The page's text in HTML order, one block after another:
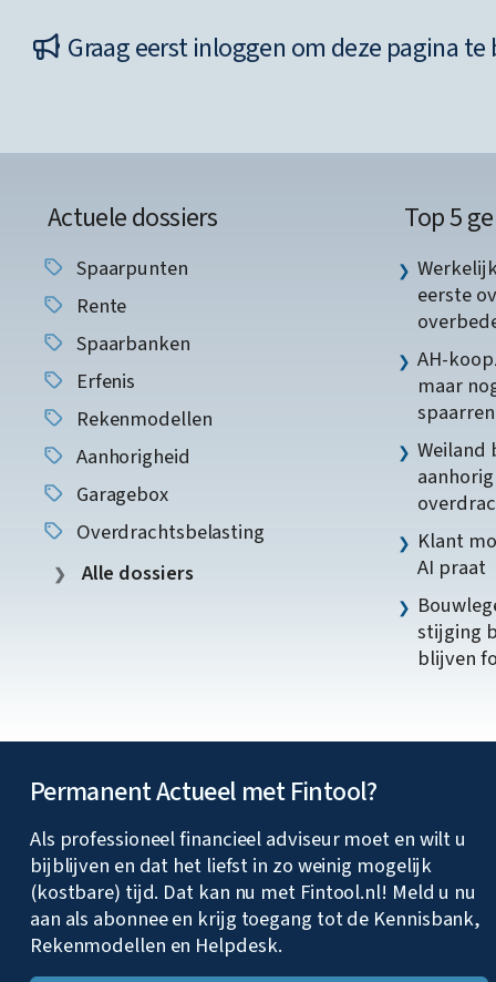
Graag eerst inloggen om deze pagina
Actuele dossiers
Spaarpunten
Rente
Spaarbanken
Erfenis
Rekenmodellen
Aanhorigheid
Garagebox
Overdrachtsbelasting
Alle dossiers
Top 5
eerste
AH-
maar
Weiland
Klant
AI praat
stijging
blijven
Permanent Actueel met Fintool?
Als professioneel financieel adviseur moet en wilt u
bijblijven en dat het liefst in zo weinig mogelijk
(kostbare) tijd. Dat kan nu met Fintool.nl! Meld u nu
aan als abonnee en krijg toegang tot de Kennisbank,
Rekenmodellen en Helpdesk.